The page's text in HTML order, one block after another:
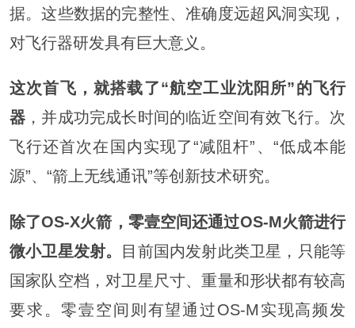
据。这些数据的完整性、准确度远超风洞实现，
对飞行器研发具有巨大意义。
这次首飞，就搭载了“航空工业沈阳所”的飞行
器 ，并成功完成长时间的临近空间有效飞行。次
飞行还首次在国内实现了“减阻杆”、“低成本能
源”、“箭上无线通讯”等创新技术研究。
除了OS-X火箭，零壹空间还通过OS-M火箭进行
微小卫星发射。
目前国内发射此类卫星，只能等
国家队空档，对卫星尺寸、重量和形状都有较高
要求。零壹空间则有望通过OS-M实现高频发